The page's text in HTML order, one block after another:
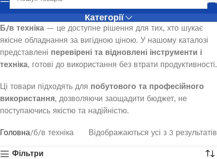
Категорії
Б/в техніка — це доступне рішення для тих, хто шукає
якісне обладнання за вигідною ціною. У нашому каталозі
представлені перевірені та відновлені інструменти і
техніка, готові до використання без втрати продуктивності.
Ці товари підходять для побутового та професійного
використання, дозволяючи заощадити бюджет, не
поступаючись якістю та надійністю.
Головна б/в техніка Відображаються усі з 3 результатів
Фільтри